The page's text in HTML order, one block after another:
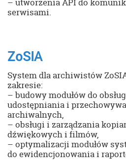
serwisami.
ZoSIA
System dla archiwistów
zakresie:
– budowy modułów do
udostępniania i
archiwalnych,
– obsługi i zarządzania
dźwiękowych i filmów,
– optymalizacji modułów
do ewidencjonowania i